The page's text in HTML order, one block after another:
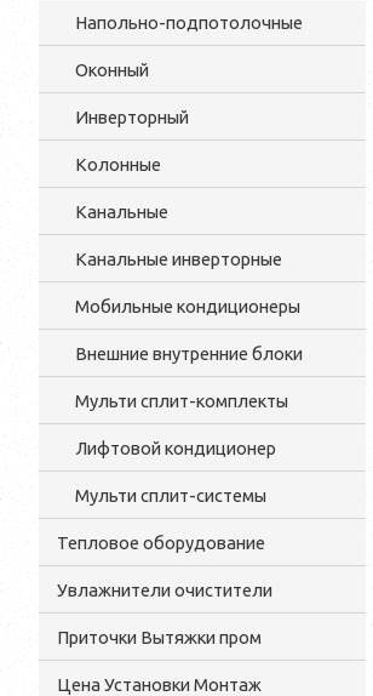
Напольно-подпотолочные
Оконный
Инверторный
Колонные
Канальные
Канальные инверторные
Мобильные кондиционеры
Внешние внутренние блоки
Мульти cплит-комплекты
Лифтовой кондиционер
Мульти сплит-системы
Тепловое оборудование
Увлажнители очистители
Приточки Вытяжки пром
Цена Установки Монтаж